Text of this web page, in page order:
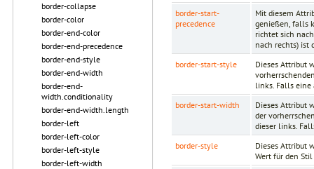
border-collapse
border-color
border-end-color
border-end-precedence
border-end-style
border-end-width
border-end-
width.conditionality
border-end-width.length
border-left
border-left-color
border-left-style
border-left-width
border-start-
precedence
Mit diesem
genießen, falls
richtet sich
nach rechts) ist
border-start-style
Dieses Attribut
links. Falls eine
border-start-width
Dieses Attribut
der
dieser links.
border-style
Dieses Attribut
Wert für den